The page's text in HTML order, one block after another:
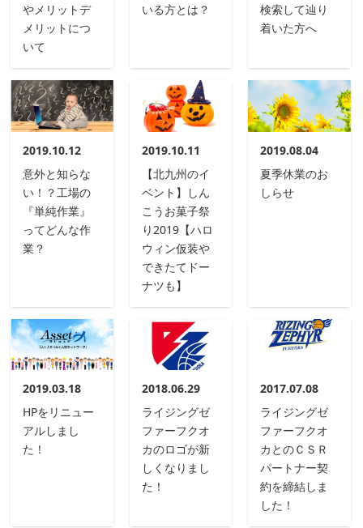
やメリットデ
メリットにつ
いて
いる方とは？
検索して辿り
着いた方へ
2019.10.12
意外と知らな
い！？工場の
『単純作業』
ってどんな作
業？
2019.10.11
【北九州のイ
ベント】しん
こうお菓子祭
り2019【ハロ
ウィン仮装や
できたてドー
ナツも】
2019.08.04
夏季休業のお
しらせ
2019.03.18
HPをリニュー
アルしまし
た！
2018.06.29
ライジングゼ
ファーフクオ
カのロゴが新
しくなりまし
た！
2017.07.08
ライジングゼ
ファーフクオ
カとのＣＳＲ
パートナー契
約を締結しま
した！